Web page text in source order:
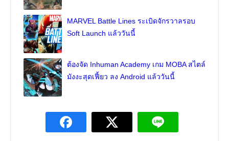
MARVEL Battle Lines ระเบิดจักรวาลรอบ
Soft Launch แล้ววันนี้
ต้องจัด Inhuman Academy เกม MOBA สไตล์
มังงะสุดเฟี้ยว ลง Android แล้ววันนี้